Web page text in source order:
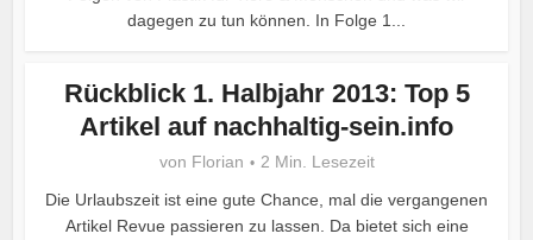
dagegen zu tun können. In Folge 1...
Rückblick 1. Halbjahr 2013: Top 5
Artikel auf nachhaltig-sein.info
von Florian
2 Min. Lesezeit
Die Urlaubszeit ist eine gute Chance, mal die vergangenen
Artikel Revue passieren zu lassen. Da bietet sich eine